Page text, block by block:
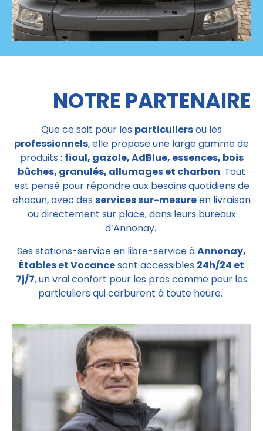
NOTRE PARTENAIRE
Que ce soit pour les particuliersou les
professionnels, elle propose une large gamme de
produits : fioul, gazole, AdBlue, essences, bois
bûches, granulés, allumages et charbon. Tout
est pensé pour répondre aux besoins quotidiens de
chacun, avec des services sur-mesureen livraison
ou directement sur place, dans leurs bureaux
d’Annonay.
Ses stations-service en libre-service àAnnonay,
Étables et Vocancesont accessibles 24h/24 et
7j/7, un vrai confort pour les pros comme pour les
particuliers qui carburent à toute heure.